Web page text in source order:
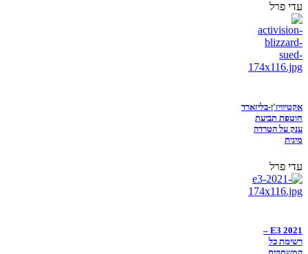
עדי פרל
אקטיוויז'ן-בליזארד
חוטפת תביעת
ענק על הטרדה
מינית
עדי פרל
E3 2021 –
רשימת כל